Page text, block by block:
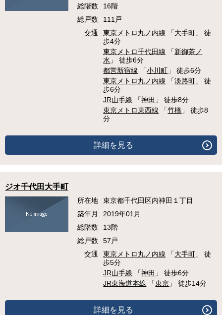
総階数
16階
総戸数
111戸
交通
東京メトロ丸ノ内線 「大手町 」 徒
歩4分
東京メトロ千代田線 「新御茶ノ
水 」 徒歩6分
都営新宿線 「小川町 」 徒歩6分
東京メトロ丸ノ内線 「淡路町 」 徒
歩6分
JR山手線 「神田 」 徒歩8分
東京メトロ東西線 「竹橋 」 徒歩8
分
詳細を見る
ジオ千代田大手町
所在地
東京都千代田区内神田１丁目
築年月
2019年01月
総階数
13階
総戸数
57戸
交通
東京メトロ丸ノ内線 「大手町 」 徒
歩5分
JR山手線 「神田 」 徒歩6分
JR東海道本線 「東京 」 徒歩14分
詳細を見る